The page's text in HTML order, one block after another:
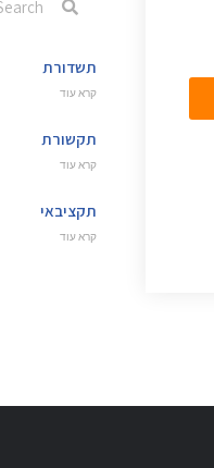
תשדורת
קרא עוד
תקשורת
קרא עוד
תקציבאי
קרא עוד